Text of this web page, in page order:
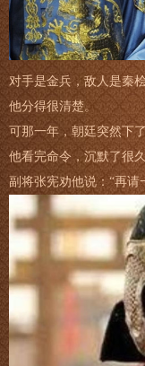
对手是金兵，敌人是秦桧
他分得很清楚。
可那一年，朝廷突然下
他看完命令，沉默了很久
副将张宪劝他说：“再